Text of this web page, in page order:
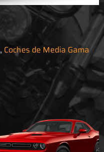
, Coches de Media Gama